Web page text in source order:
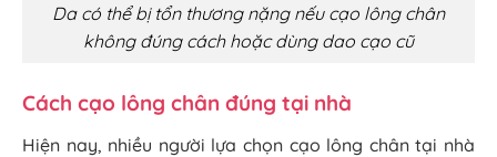
Da có thể bị tổn thương nặng nếu cạo lông chân
không đúng cách hoặc dùng dao cạo cũ
Cách cạo lông chân đúng tại nhà
Hiện nay, nhiều người lựa chọn cạo lông chân tại nhà